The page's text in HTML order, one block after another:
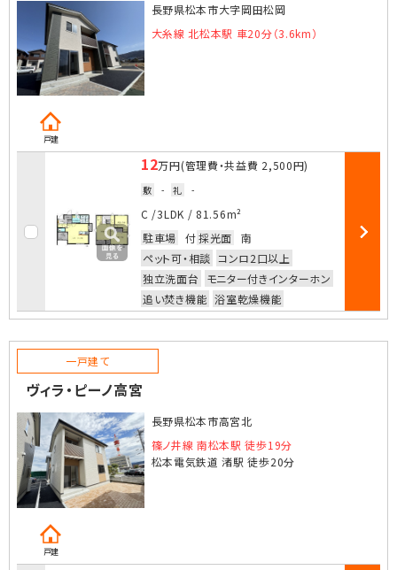
長野県松本市大字岡田松岡
大糸線 北松本駅 車20分（3.6km）
戸建
12万円(管理費・共益費 2,500円)
敷 - 礼 -
C /3LDK / 81.56m²
駐車場
付採光面
南
ペット可・相談 コンロ2口以上
独立洗面台
モニター付きインターホン
追い焚き機能 浴室乾燥機能
一戸建て
ヴィラ・ピーノ高宮
長野県松本市高宮北
篠ノ井線 南松本駅 徒歩19分
松本電気鉄道 渚駅 徒歩20分
戸建